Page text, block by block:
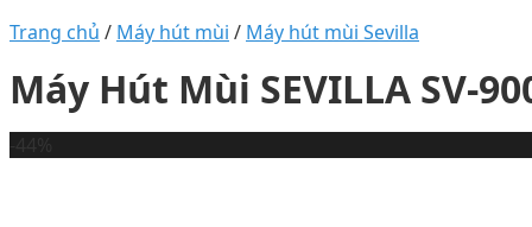
Trang chủ / Máy hút mùi / Máy hút mùi Sevilla
Máy Hút Mùi SEVILLA SV-